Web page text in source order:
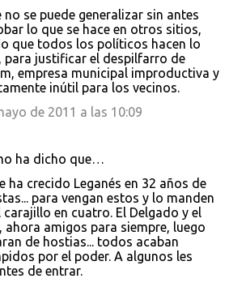
no se puede generalizar sin antes
lo que se hace en otros sitios,
que todos los políticos hacen lo
para justificar el despilfarro de
empresa municipal improductiva y
inútil para los vecinos.
de 2011 a las 10:09
ha dicho que…
ha crecido Leganés en 32 años de
para vengan estos y lo manden
en cuatro. El Delgado y el
ahora amigos para siempre, luego
de hostias... todos acaban
por el poder. A algunos les
de entrar.